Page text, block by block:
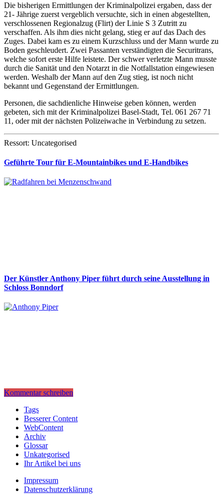
Die bisherigen Ermittlungen der Kriminalpolizei ergaben, dass der
21- Jährige zuerst vergeblich versuchte, sich in einen abgestellten,
verschlossenen Regionalzug (Flirt) der Linie S 3 Zutritt zu
verschaffen. Als ihm dies nicht gelang, stieg er auf das Dach des
Zuges. Dabei kam es zu einem Kurzschluss und der Mann wurde zu
Boden geschleudert. Zwei Passanten verständigten die Securitrans,
welche sofort erste Hilfe leistete. Der schwer verletzte Mann musste
durch die Sanität und den Notarzt in die Notfallstation eingewiesen
werden. Weshalb der Mann auf den Zug stieg, ist noch nicht
bekannt und Gegenstand der Ermittlungen.
Personen, die sachdienliche Hinweise geben können, werden
gebeten, sich mit der Kriminalpolizei Basel-Stadt, Tel. 061 267 71
11, oder mit der nächsten Polizeiwache in Verbindung zu setzen.
Ressort: Uncategorised
Geführte Tour für E-Mountainbikes und E-Handbikes
Der Künstler Anthony Piper führt durch seine Ausstellung in
Schloss Bonndorf
Kommentar schreiben
Tags
Besserer Content
WebContent
Archiv
Glossar
Unkategorised
Ihr Artikel bei uns
Impressum
Datenschutzerklärung